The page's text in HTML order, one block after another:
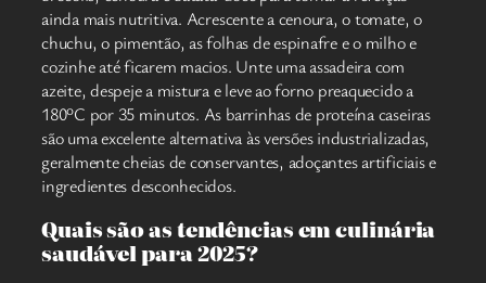
ainda mais nutritiva. Acrescente a cenoura, o tomate, o
chuchu, o pimentão, as folhas de espinafre e o milho e
cozinhe até ficarem macios. Unte uma assadeira com
azeite, despeje a mistura e leve ao forno preaquecido a
180ºC por 35 minutos. As barrinhas de proteína caseiras
são uma excelente alternativa às versões industrializadas,
geralmente cheias de conservantes, adoçantes artificiais e
ingredientes desconhecidos.
Quais são as tendências em culinária
saudável para 2025?